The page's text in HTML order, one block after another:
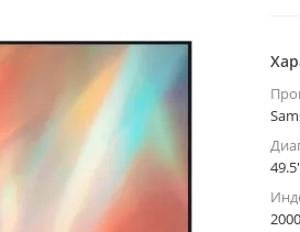
2000